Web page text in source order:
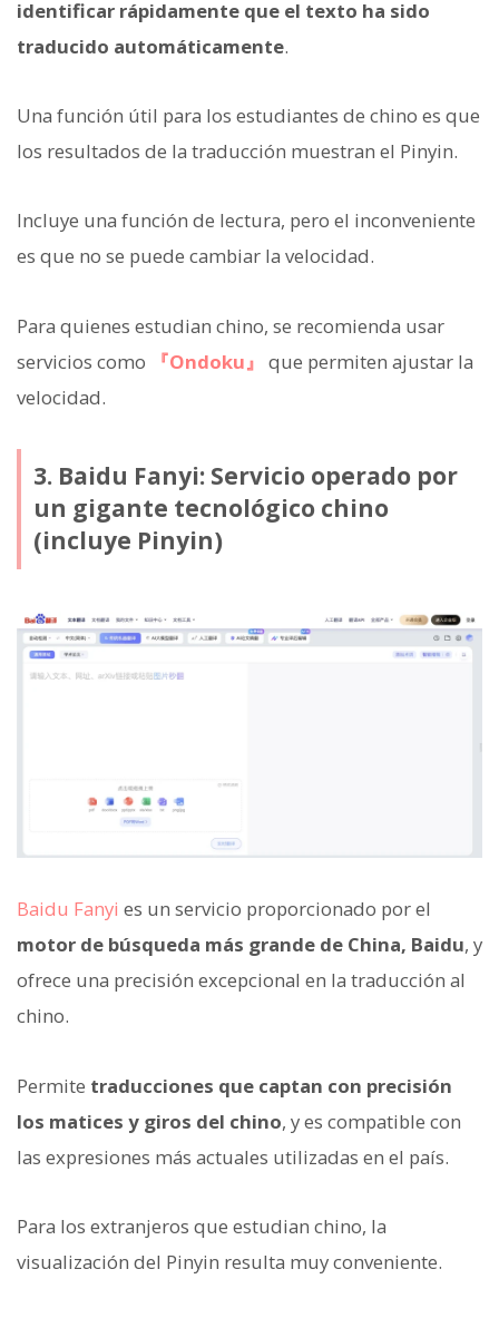
identificar rápidamente que el texto ha sido
traducido automáticamente.
Una función útil para los estudiantes de chino es que
los resultados de la traducción muestran el Pinyin.
Incluye una función de lectura, pero el inconveniente
es que no se puede cambiar la velocidad.
Para quienes estudian chino, se recomienda usar
servicios como
『Ondoku』 que permiten ajustar la
velocidad.
3. Baidu Fanyi: Servicio operado por
un gigante tecnológico chino
(incluye Pinyin)
Baidu Fanyi es un servicio proporcionado por el
motor de búsqueda más grande de China, Baidu, y
ofrece una precisión excepcional en la traducción al
chino.
Permite traducciones que captan con precisión
los matices y giros del chino, y es compatible con
las expresiones más actuales utilizadas en el país.
Para los extranjeros que estudian chino, la
visualización del Pinyin resulta muy conveniente.